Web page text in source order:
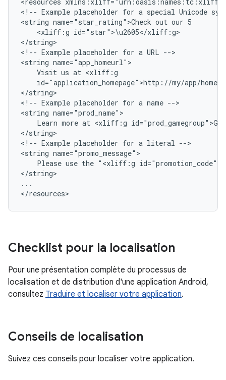
<!-- Example placeholder for a special Unicode
<string name="star_rating">Check out our
<xliff:g id="star">\u2605</xliff:g>
</string>
<!-- Example placeholder for a URL -->
<string
Visit us at
id="application_homepage">http://my/app/
</string>
<!-- Example placeholder for a name -->
<string
Learn more at <xliff:g
</string>
<!-- Example placeholder for a literal -->
<string
Please use the "<xliff:g
</string>
...
</resources>
Checklist pour la localisation
Pour une présentation complète du processus de
localisation et de distribution d'une application Android,
consultez Traduire et localiser votre application.
Conseils de localisation
Suivez ces conseils pour localiser votre application.